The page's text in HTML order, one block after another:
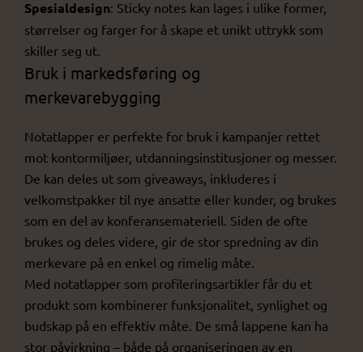
Spesialdesign: Sticky notes kan lages i ulike former,
størrelser og farger for å skape et unikt uttrykk som
skiller seg ut.
Bruk i markedsføring og
merkevarebygging
Notatlapper er perfekte for bruk i kampanjer rettet
mot kontormiljøer, utdanningsinstitusjoner og messer.
De kan deles ut som giveaways, inkluderes i
velkomstpakker til nye ansatte eller kunder, og brukes
som en del av konferansemateriell. Siden de ofte
brukes og deles videre, gir de stor spredning av din
merkevare på en enkel og rimelig måte.
Med notatlapper som profileringsartikler får du et
produkt som kombinerer funksjonalitet, synlighet og
budskap på en effektiv måte. De små lappene kan ha
stor påvirkning – både på organiseringen av en